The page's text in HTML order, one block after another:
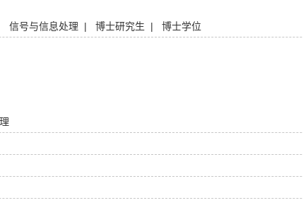
| 信号与信息处理 | 博士研究生 | 博士学位